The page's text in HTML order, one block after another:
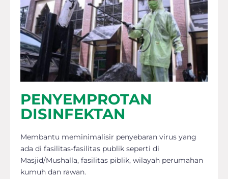
PENYEMPROTAN
DISINFEKTAN
Membantu meminimalisir penyebaran virus yang
ada di fasilitas-fasilitas publik seperti di
Masjid/Mushalla, fasilitas piblik, wilayah perumahan
kumuh dan rawan.